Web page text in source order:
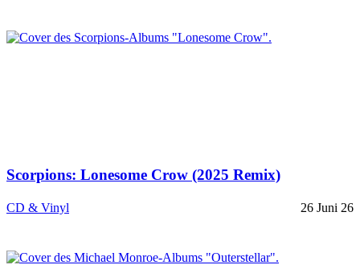
Scorpions: Lonesome Crow (2025 Remix)
CD & Vinyl 26 Juni 26